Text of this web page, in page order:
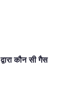
कौन सी गैस